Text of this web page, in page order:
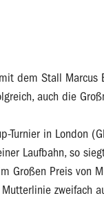
dem Stall
auch die
in London
Laufbahn, so
Preis von
zweifach